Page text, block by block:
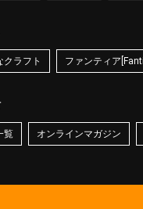
クラフト ファンティア
覧 オンラインマガジン